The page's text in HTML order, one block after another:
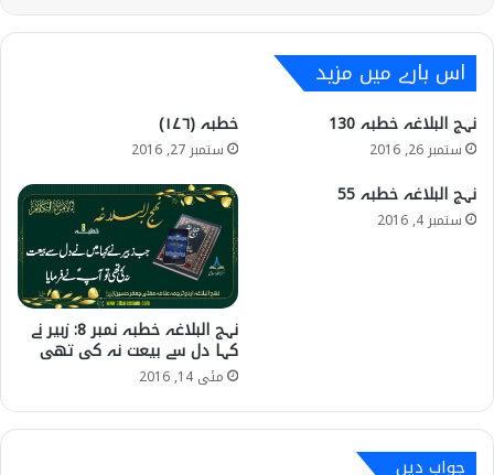
اس بارے میں مزید
نہج البلاغہ خطبہ 130
ستمبر 26, 2016
خطبہ (۱۷۶)
ستمبر 27, 2016
نہج البلاغہ خطبہ 55
ستمبر 4, 2016
نہج البلاغہ خطبہ نمبر 8: زبیر نے
کہا دل سے بیعت نہ کی تھی
مئی 14, 2016
جواب دیں